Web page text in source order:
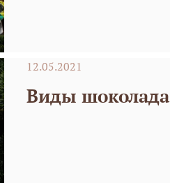
Виды шоколада
12.05.2021